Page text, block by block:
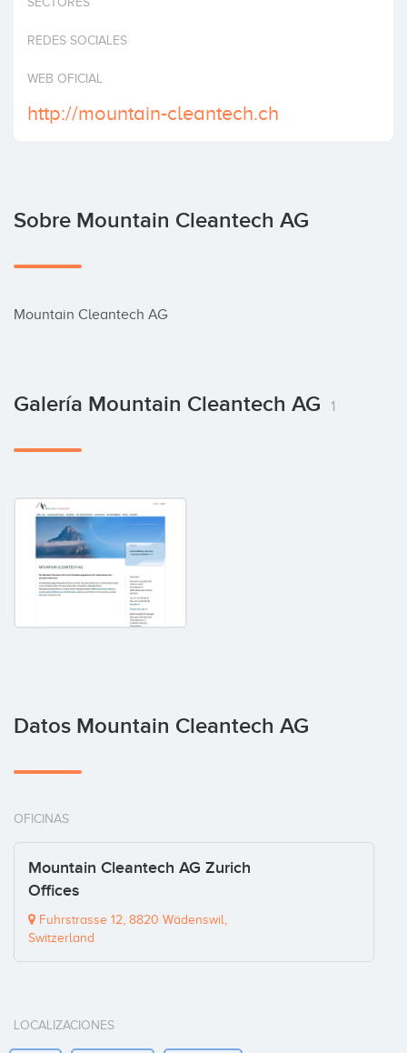
REDES SOCIALES
WEB OFICIAL
http://mountain-cleantech.ch
Sobre Mountain Cleantech AG
Mountain Cleantech AG
Galería Mountain Cleantech AG 1
Datos Mountain Cleantech AG
OFICINAS
Mountain Cleantech AG Zurich
Offices
Fuhrstrasse 12, 8820 Wädenswil,
Switzerland
LOCALIZACIONES